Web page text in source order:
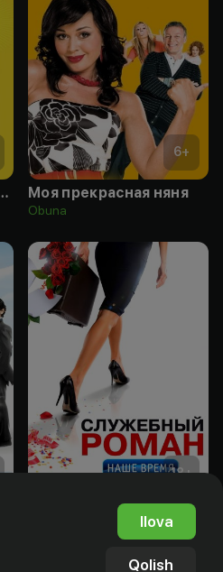
Жизнь после свадьбы
6+
Моя прекрасная няня
Obuna
18+
Служебный роман. Наше время
Ilova
Qolish